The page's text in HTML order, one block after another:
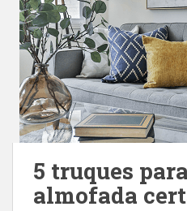
5 truques
almofada